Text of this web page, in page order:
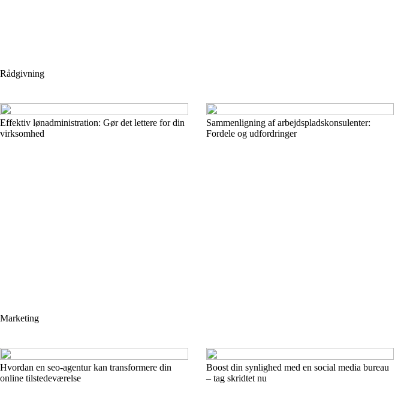
Rådgivning
Effektiv lønadministration: Gør det lettere for din
virksomhed
Sammenligning af arbejdspladskonsulenter:
Fordele og udfordringer
Marketing
Hvordan en seo-agentur kan transformere din
online tilstedeværelse
Boost din synlighed med en social media bureau
– tag skridtet nu